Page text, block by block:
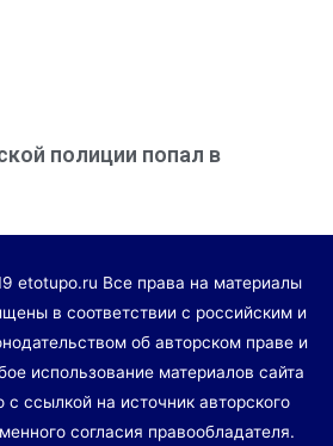
полиции попал в
etotupo.ru Все права на материалы
в соответствии с российским и
об авторском праве и
использование материалов сайта
с ссылкой на источник авторского
согласия правообладателя.